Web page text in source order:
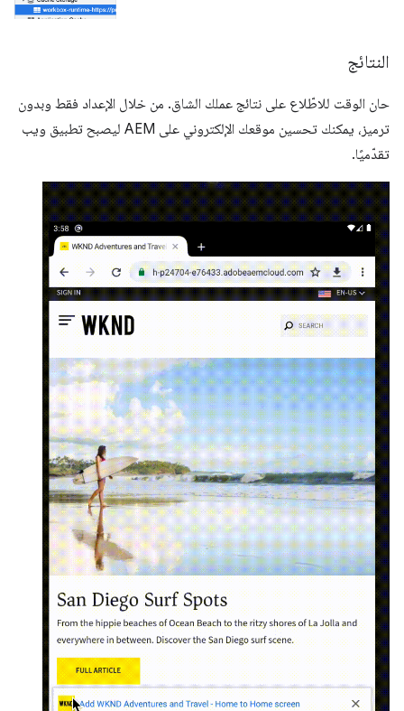
النتائج
حان الوقت للاطّلاع على نتائج عملك الشاق. من خلال الإعداد فقط وبدون
ترميز، يمكنك تحسين موقعك الإلكتروني على AEM ليصبح تطبيق ويب
تقدّميًا.